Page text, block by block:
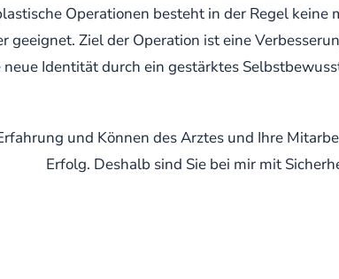
Operationen besteht in der Regel
geeignet. Ziel der Operation ist eine
neue Identität durch ein gestärktes
und Können des Arztes und Ihre
Erfolg. Deshalb sind Sie bei mir mit